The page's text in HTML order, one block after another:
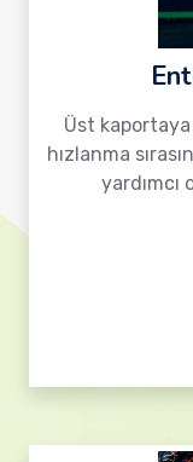
Üst
hızlanma
yardımcı